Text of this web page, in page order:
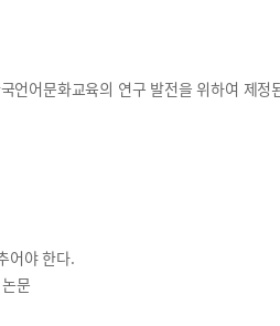
언어문화교육의 연구 발전을 위하여 제
어야 한다.
문